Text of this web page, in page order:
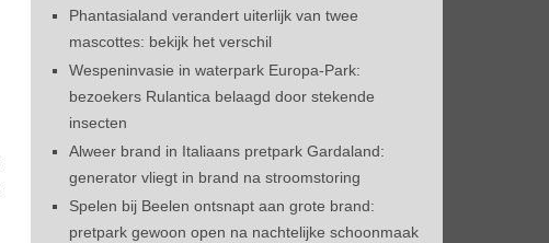
Phantasialand verandert uiterlijk van twee
mascottes: bekijk het verschil
Wespeninvasie in waterpark Europa-Park:
bezoekers Rulantica belaagd door stekende
insecten
Alweer brand in Italiaans pretpark Gardaland:
generator vliegt in brand na stroomstoring
Spelen bij Beelen ontsnapt aan grote brand:
pretpark gewoon open na nachtelijke schoonmaak